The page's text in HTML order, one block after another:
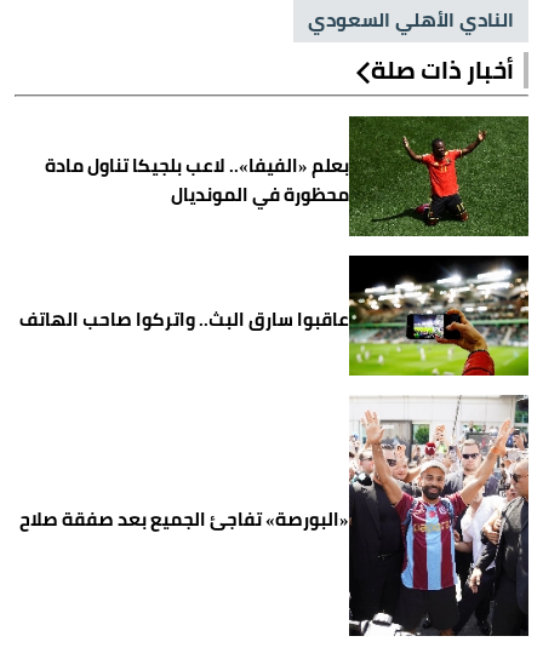
النادي الأهلي السعودي
أخبار ذات صلة
بعلم «الفيفا».. لاعب بلجيكا تناول مادة
محظورة في المونديال
عاقبوا سارق البث.. واتركوا صاحب الهاتف
«البورصة» تفاجئ الجميع بعد صفقة صلاح